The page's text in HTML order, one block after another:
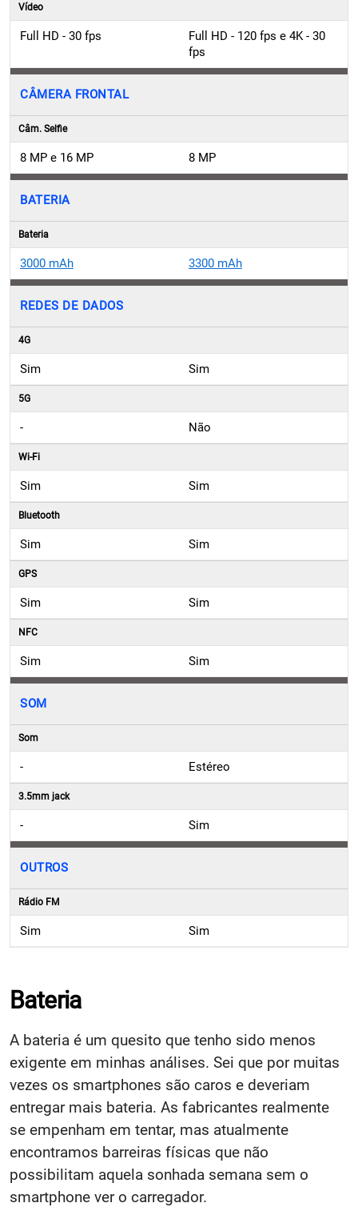
Vídeo
Full HD - 30 fps
Full HD - 120 fps e 4K - 30
fps
CÂMERA FRONTAL
Câm. Selfie
8 MP e 16 MP 8 MP
BATERIA
Bateria
3000 mAh 3300 mAh
REDES DE DADOS
4G
Sim Sim
5G
- Não
Wi-Fi
Sim Sim
Bluetooth
Sim Sim
GPS
Sim Sim
NFC
Sim Sim
SOM
Som
- Estéreo
3.5mm jack
- Sim
OUTROS
Rádio FM
Sim Sim
Bateria
A bateria é um quesito que tenho sido menos
exigente em minhas análises. Sei que por muitas
vezes os smartphones são caros e deveriam
entregar mais bateria. As fabricantes realmente
se empenham em tentar, mas atualmente
encontramos barreiras físicas que não
possibilitam aquela sonhada semana sem o
smartphone ver o carregador.